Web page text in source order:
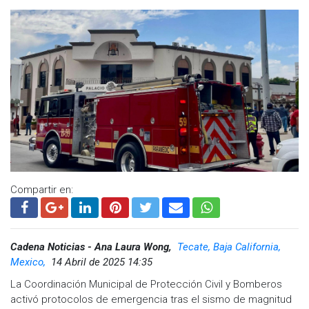
@cadenanoticiasmx| TikTok:@CadenaNoticias|
Whatsapp:@CadenaNoticias| Telegram: @CadenaNoticias
Compartir en:
Cadena Noticias - Ana Laura Wong, Tecate, Baja California,
Mexico,
14 Abril de 2025 14:35
La Coordinación Municipal de Protección Civil y Bomberos
activó protocolos de emergencia tras el sismo de magnitud